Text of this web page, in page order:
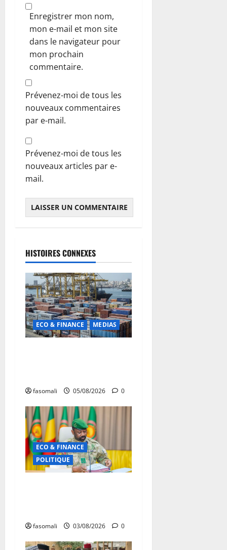
Enregistrer mon nom,
mon e-mail et mon site
dans le navigateur pour
mon prochain
commentaire.
Prévenez-moi de tous les
nouveaux commentaires
par e-mail.
Prévenez-moi de tous les
nouveaux articles par e-
mail.
HISTOIRES CONNEXES
ECO & FINANCE MEDIAS
fasomali 05/08/2026 0
ECO & FINANCE
POLITIQUE
fasomali 03/08/2026 0